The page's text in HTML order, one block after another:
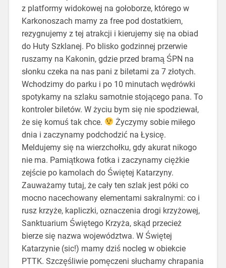
z platformy widokowej na gołoborze, którego w
Karkonoszach mamy za free pod dostatkiem,
rezygnujemy z tej atrakcji i kierujemy się na obiad
do Huty Szklanej. Po blisko godzinnej przerwie
ruszamy na Kakonin, gdzie przed bramą ŚPN na
słonku czeka na nas pani z biletami za 7 złotych.
Wchodzimy do parku i po 10 minutach wędrówki
spotykamy na szlaku samotnie stojącego pana. To
kontroler biletów. W życiu bym się nie spodziewał,
że się komuś tak chce.
Życzymy sobie miłego
dnia i zaczynamy podchodzić na Łysicę.
Meldujemy się na wierzchołku, gdy akurat nikogo
nie ma. Pamiątkowa fotka i zaczynamy ciężkie
zejście po kamolach do Świętej Katarzyny.
Zauważamy tutaj, że cały ten szlak jest póki co
mocno nacechowany elementami sakralnymi: co i
rusz krzyże, kapliczki, oznaczenia drogi krzyżowej,
Sanktuarium Świętego Krzyża, skąd przecież
bierze się nazwa województwa. W Świętej
Katarzynie (sic!) mamy dziś nocleg w obiekcie
PTTK. Szczęśliwie pomęczeni słuchamy chrapania